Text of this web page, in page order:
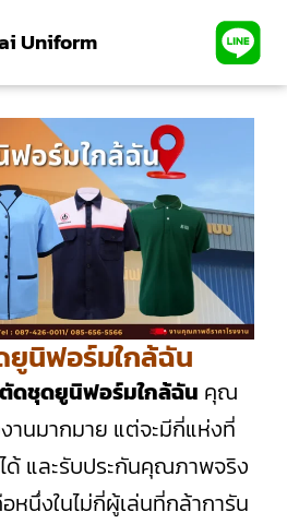
Uniform
นิฟอร์มใกล้ฉัน
ดชุดยูนิฟอร์มใกล้ฉัน คุณ
งานมากมาย แต่จะมีกี่แห่งที่
ด้ และรับประกันคุณภาพจริง
หนึ่งในไม่กี่ผู้เล่นที่กล้าการัน